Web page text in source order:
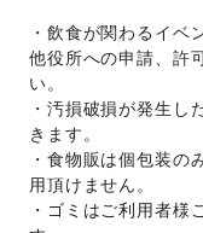
・飲食が関わるイベ
他役所への申請、許
い。
・汚損破損が発生し
きます。
・食物販は個包装の
用頂けません。
・ゴミはご利用者様